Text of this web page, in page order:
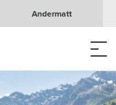
Andermatt